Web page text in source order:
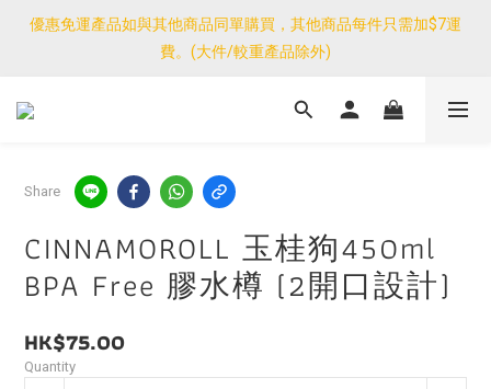
優惠免運產品如與其他商品同單購買，其他商品每件只需加$7運
費。(大件/較重產品除外)
優惠免運產品如與其他商品同單購買，其他商品每件只需加$7運
費。(大件/較重產品除外)
<公告>感謝支持！我們團隊由30/7~12/8外訪搜羅新產品，期間網
優惠免運產品如與其他商品同單購買，其他商品每件只需加$7運
費。(大件/較重產品除外)
Share
CINNAMOROLL 玉桂狗450ml
BPA Free 膠水樽 (2開口設計)
HK$75.00
Quantity